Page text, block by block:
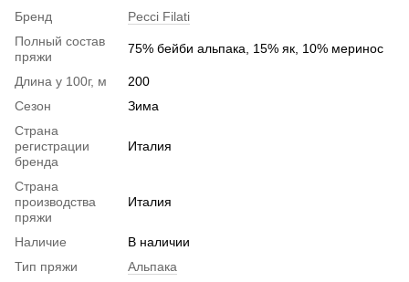
Бренд
Pecci Filati
Полный состав
пряжи
75% бейби альпака, 15% як, 10% меринос
Длина у 100г, м
200
Сезон
Зима
Страна
регистрации
бренда
Италия
Страна
производства
пряжи
Италия
Наличие
В наличии
Тип пряжи
Альпака